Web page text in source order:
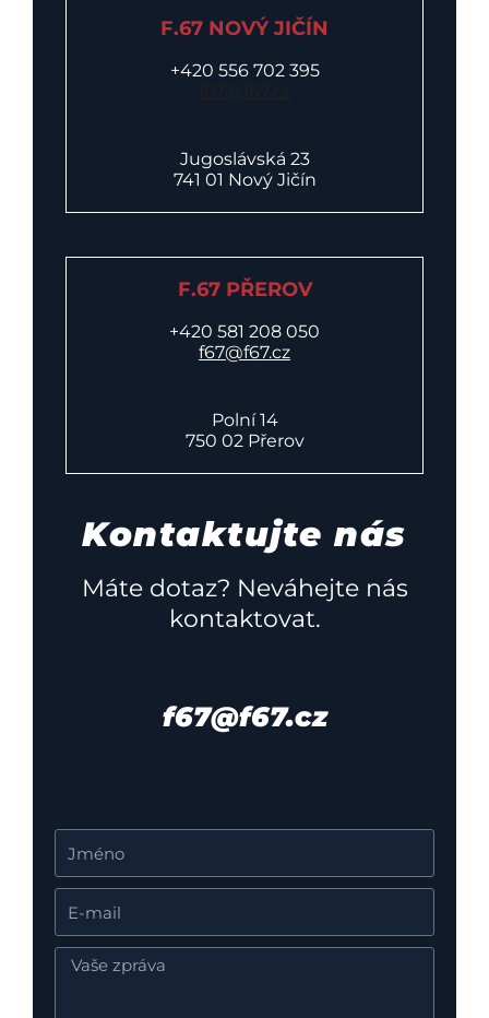
F.67 NOVÝ JIČÍN
+420 556 702 395
Jugoslávská 23
741 01 Nový Jičín
F.67 PŘEROV
+420 581 208 050
f67@f67.cz
Polní 14
750 02 Přerov
Kontaktujte nás
Máte dotaz? Neváhejte nás
kontaktovat.
f67@f67.cz